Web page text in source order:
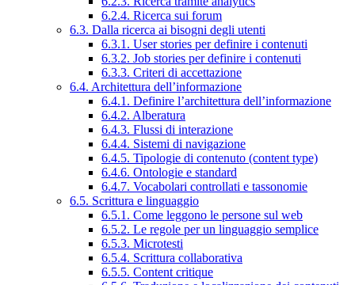
6.2.4. Ricerca sui forum
6.3. Dalla ricerca ai bisogni degli utenti
6.3.1. User stories per definire i contenuti
6.3.2. Job stories per definire i contenuti
6.3.3. Criteri di accettazione
6.4. Architettura dell’informazione
6.4.1. Definire l’architettura dell’informazione
6.4.2. Alberatura
6.4.3. Flussi di interazione
6.4.4. Sistemi di navigazione
6.4.5. Tipologie di contenuto (content type)
6.4.6. Ontologie e standard
6.4.7. Vocabolari controllati e tassonomie
6.5. Scrittura e linguaggio
6.5.1. Come leggono le persone sul web
6.5.2. Le regole per un linguaggio semplice
6.5.3. Microtesti
6.5.4. Scrittura collaborativa
6.5.5. Content critique